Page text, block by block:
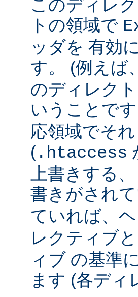
このディレ
トの領域で
ッダを 有効
す。 (例えば、
のディレク
いうことで
応領域でそ
( .htaccess
上書きする
書きがされ
ていれば、
レクティブと
ィブ の基準
ます (各ディ